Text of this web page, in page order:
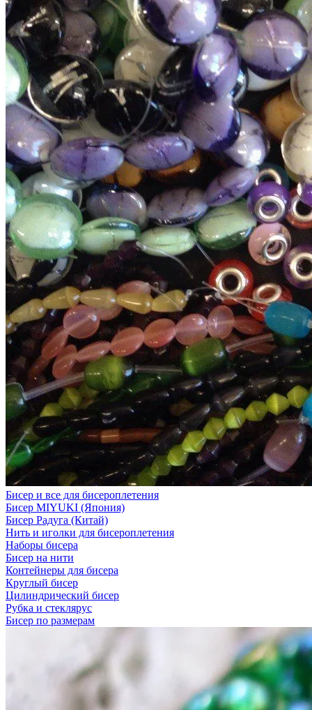
Бисер и все для бисероплетения
Бисер MIYUKI (Япония)
Бисер Радуга (Китай)
Нить и иголки для бисероплетения
Наборы бисера
Бисер на нити
Контейнеры для бисера
Круглый бисер
Цилиндрический бисер
Рубка и стеклярус
Бисер по размерам